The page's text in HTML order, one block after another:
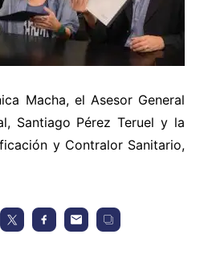
Macha, el Asesor General
Santiago Pérez Teruel y la
y Contralor Sanitario,